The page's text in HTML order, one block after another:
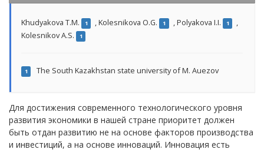
Khudyakova T.M. 1 ,Kolesnikova O.G. 1 ,Polyakova I.I. 1
,
Kolesnikov A.S.
1
1 The South Kazakhstan state university of M. Auezov
Для достижения современного технологического уровня
развития экономики в нашей стране приоритет должен
быть отдан развитию не на основе факторов производства
и инвестиций, а на основе инноваций. Инновация есть